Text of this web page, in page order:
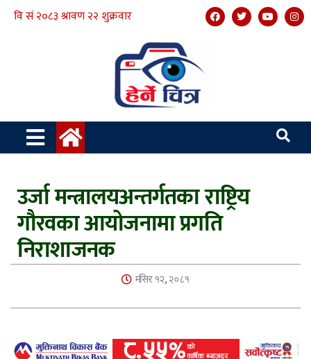
उर्जा मन्त्रालयअन्तर्गतका राष्ट्रिय
गौरवका आयोजनामा प्रगति
निराशाजनक
मंसिर १२, २०८१